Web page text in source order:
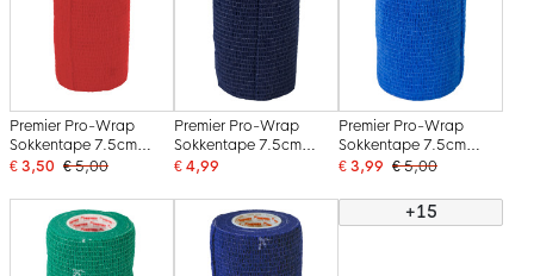
Premier Pro-Wrap
Sokkentape 7.5cm
Rood
€ 3,50 € 5,00
Premier Pro-Wrap
Sokkentape 7.5cm
Navy
€ 4,99
Premier Pro-Wrap
Sokkentape 7.5cm
Blauw
€ 3,99 € 5,00
+15